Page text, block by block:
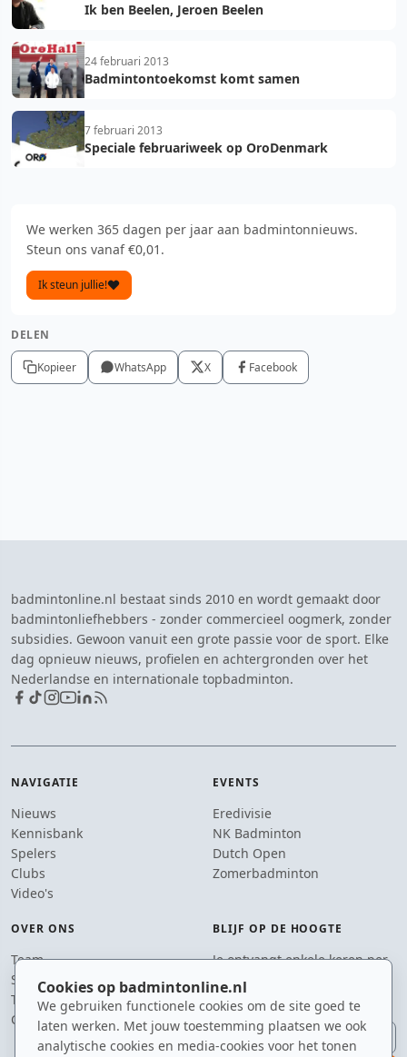
Cookies op badmintonline.nl
We gebruiken functionele cookies om de site goed te
laten werken. Met jouw toestemming plaatsen we ook
analytische cookies en media-cookies voor het tonen
Ik ben Beelen, Jeroen Beelen
24 februari 2013
Badmintontoekomst komt samen
7 februari 2013
Speciale februariweek op OroDenmark
We werken 365 dagen per jaar aan badmintonnieuws.
Steun ons vanaf €0,01.
Ik steun jullie!
DELEN
Kopieer WhatsApp X Facebook
badmintonline.nl bestaat sinds 2010 en wordt gemaakt door
badmintonliefhebbers - zonder commercieel oogmerk, zonder
subsidies. Gewoon vanuit een grote passie voor de sport. Elke
dag opnieuw nieuws, profielen en achtergronden over het
Nederlandse en internationale topbadminton.
NAVIGATIE
Nieuws
Kennisbank
Spelers
Clubs
Video's
EVENTS
Eredivisie
NK Badminton
Dutch Open
Zomerbadminton
OVER ONS
Team
Supporters
Tip de redactie
Contact
BLIJF OP DE HOOGTE
Je ontvangt enkele keren per
jaar een e-mail met het
laatste badmintonnieuws.
E-mailadres